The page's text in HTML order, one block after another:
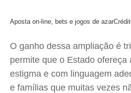
Aposta on-line, bets e jogos de azar
O ganho dessa ampliação é
permite que o Estado ofereça
estigma e com linguagem
e famílias que muitas vezes